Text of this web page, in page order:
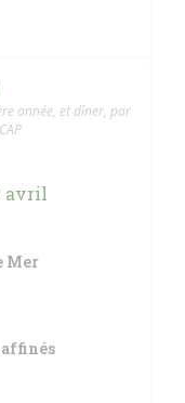
année, et dîner, par
avril
Mer